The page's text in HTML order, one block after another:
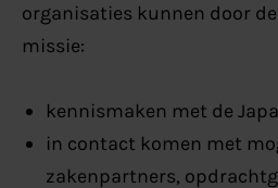
organisaties kunnen door
missie:
kennismaken met de
in contact komen met
zakenpartners,